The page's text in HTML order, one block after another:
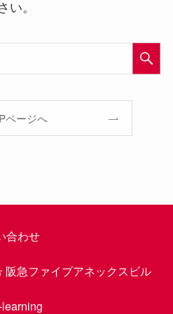
い。
ページへ
合わせ
急ファイブアネックスビル